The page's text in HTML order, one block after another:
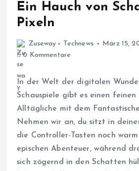
Ein Hauch von
Pixeln
Zuseway Technews
März 15,
0 Kommentare
In der Welt der digitalen
Schauspiele gibt es einen
Alltägliche mit dem
Nehmen wir an, du sitzt in
die Controller-Tasten noch
epischen Abenteuer, während
sich zögernd in den Schatten